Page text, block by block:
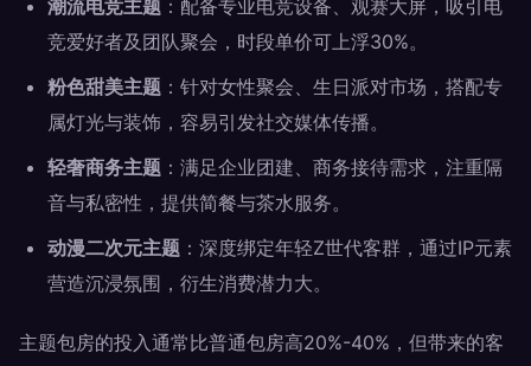
潮流电竞主题 ：配备专业电竞设备、观赛大屏，吸引电
竞爱好者及团队聚会，时段单价可上浮30%。
粉色甜美主题 ：针对女性聚会、生日派对市场，搭配专
属灯光与装饰，容易引发社交媒体传播。
轻奢商务主题 ：满足企业团建、商务接待需求，注重隔
音与私密性，提供简餐与茶水服务。
动漫二次元主题 ：深度绑定年轻Z世代客群，通过IP元素
营造沉浸氛围，衍生消费潜力大。
主题包房的投入通常比普通包房高20%-40%，但带来的客